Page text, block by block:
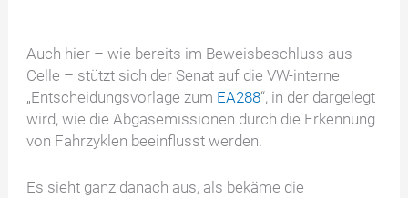
Auch hier – wie bereits im Beweisbeschluss aus
Celle – stützt sich der Senat auf die VW-interne
„Entscheidungsvorlage zum EA288“, in der dargelegt
wird, wie die Abgasemissionen durch die Erkennung
von Fahrzyklen beeinflusst werden.
Es sieht ganz danach aus, als bekäme die